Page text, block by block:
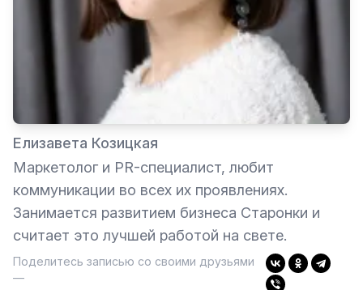
Елизавета Козицкая
Маркетолог и PR-специалист, любит
коммуникации во всех их проявлениях.
Занимается развитием бизнеса Старонки и
считает это лучшей работой на свете.
Поделитесь записью со своими друзьями
—